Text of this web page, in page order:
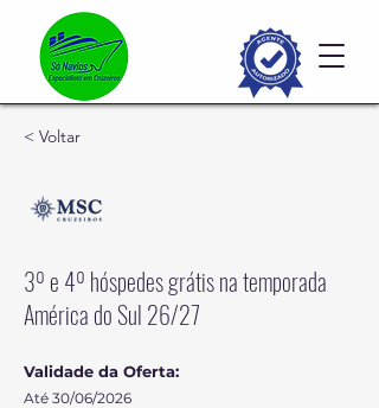
< Voltar
3º e 4º hóspedes grátis na temporada
América do Sul 26/27
Validade da Oferta:
Até 30/06/2026